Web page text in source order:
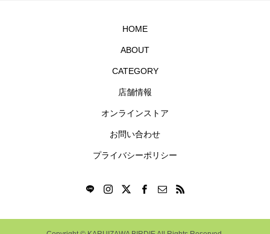
HOME
ABOUT
CATEGORY
店舗情報
オンラインストア
お問い合わせ
プライバシーポリシー